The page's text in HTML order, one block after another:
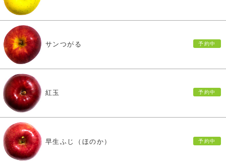
サンつがる
紅玉
早生ふじ（ほのか）